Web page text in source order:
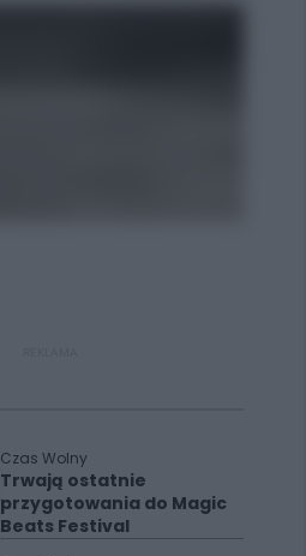
Czas Wolny
Trwają ostatnie
przygotowania do Magic
Beats Festival